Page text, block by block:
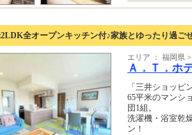
2LDK全オープンキッチン付♪家族とゆったり過ご
エリア ： 福岡県
Ａ．Ｔ．ホ
「三井ショッ
65平米のマンシ
団1組。
洗濯機・浴室乾
ン！